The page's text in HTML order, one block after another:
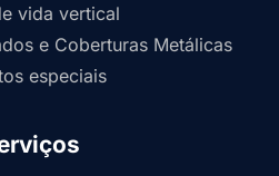
vida vertical
e Coberturas Metálicas
especiais